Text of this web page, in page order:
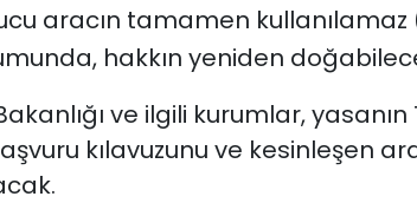
aracın tamamen
hakkın yeniden
ve ilgili kurumlar,
kılavuzunu ve kesinleşen